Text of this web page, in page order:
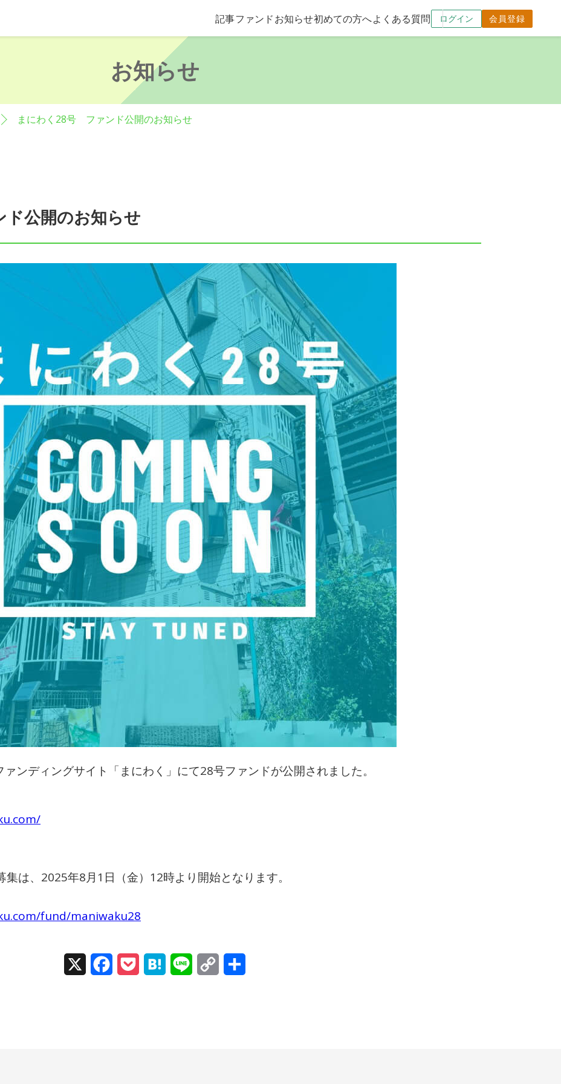
記事ファンドお知らせ初めての方へよくある質問 ログイン 会員登録
お知らせ
まにわく28号 ファンド公開のお知らせ
公開のお知らせ
ンディングサイト「まにわく」にて28号ファンドが公開されました。
集は、2025年8月1日（金）12時より開始となります。
fund/maniwaku28
Facebook
Pocket Hatena Line
Copy